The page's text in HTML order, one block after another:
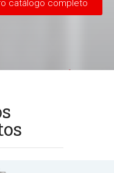
catálogo completo